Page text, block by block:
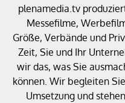
plenamedia.tv
Messefilme,
Größe, Verbände und
Zeit, Sie und Ihr
wir das, was Sie
können. Wir begleiten
Umsetzung und